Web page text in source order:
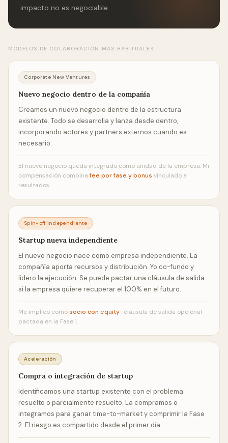
impacto no es negociable.
MODELOS DE COLABORACIÓN MÁS HABITUALES
Corporate New Ventures
Nuevo negocio dentro de la compañía
Creamos un nuevo negocio dentro de la estructura
existente. Todo se desarrolla y lanza desde dentro,
incorporando actores y partners externos cuando es
necesario.
El nuevo negocio queda integrado como unidad de la empresa. Mi
compensación combinafee por fase y bonus vinculado a
resultados.
Spin-off independiente
Startup nueva independiente
El nuevo negocio nace como empresa independiente. La
compañía aporta recursos y distribución. Yo co-fundo y
lidero la ejecución. Se puede pactar una cláusula de salida
si la empresa quiere recuperar el 100% en el futuro.
Me implico como socio con equity · cláusula de salida opcional
pactada en la Fase 1.
Aceleración
Compra o integración de startup
Identificamos una startup existente con el problema
resuelto o parcialmente resuelto. La compramos o
integramos para ganar time-to-market y comprimir la Fase
2. El riesgo es compartido desde el primer día.